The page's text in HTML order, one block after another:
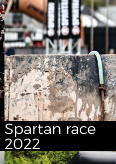
Spartan race
2022